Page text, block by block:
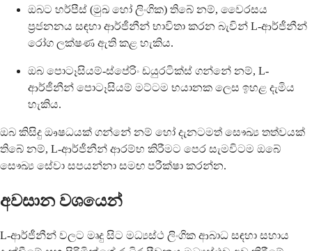
ඔබට හර්පීස් (මුඛ හෝ ලිංගික) තිබේ නම්, වෛරසය
ප්‍රජනනය සඳහා ආර්ජීනීන් භාවිතා කරන බැවින් L-ආර්ජීනීන්
රෝග ලක්ෂණ ඇති කළ හැකිය.
ඔබ පොටෑසියම්-ස්පේරිං ඩයුරටික්ස් ගන්නේ නම්, L-
ආර්ජීනීන් පොටෑසියම් මට්ටම භයානක ලෙස ඉහළ දැමිය
හැකිය.
ඔබ කිසිදු ඖෂධයක් ගන්නේ නම් හෝ දැනටමත් සෞඛ්‍ය තත්වයක්
තිබේ නම්, L-ආර්ජීනීන් ආරම්භ කිරීමට පෙර සැමවිටම ඔබේ
සෞඛ්‍ය සේවා සපයන්නා සමඟ පරීක්ෂා කරන්න.
අවසාන වශයෙන්
L-ආර්ජීනීන් වලට මෘදු සිට මධ්‍යස්ථ ලිංගික ආබාධ සඳහා සහාය